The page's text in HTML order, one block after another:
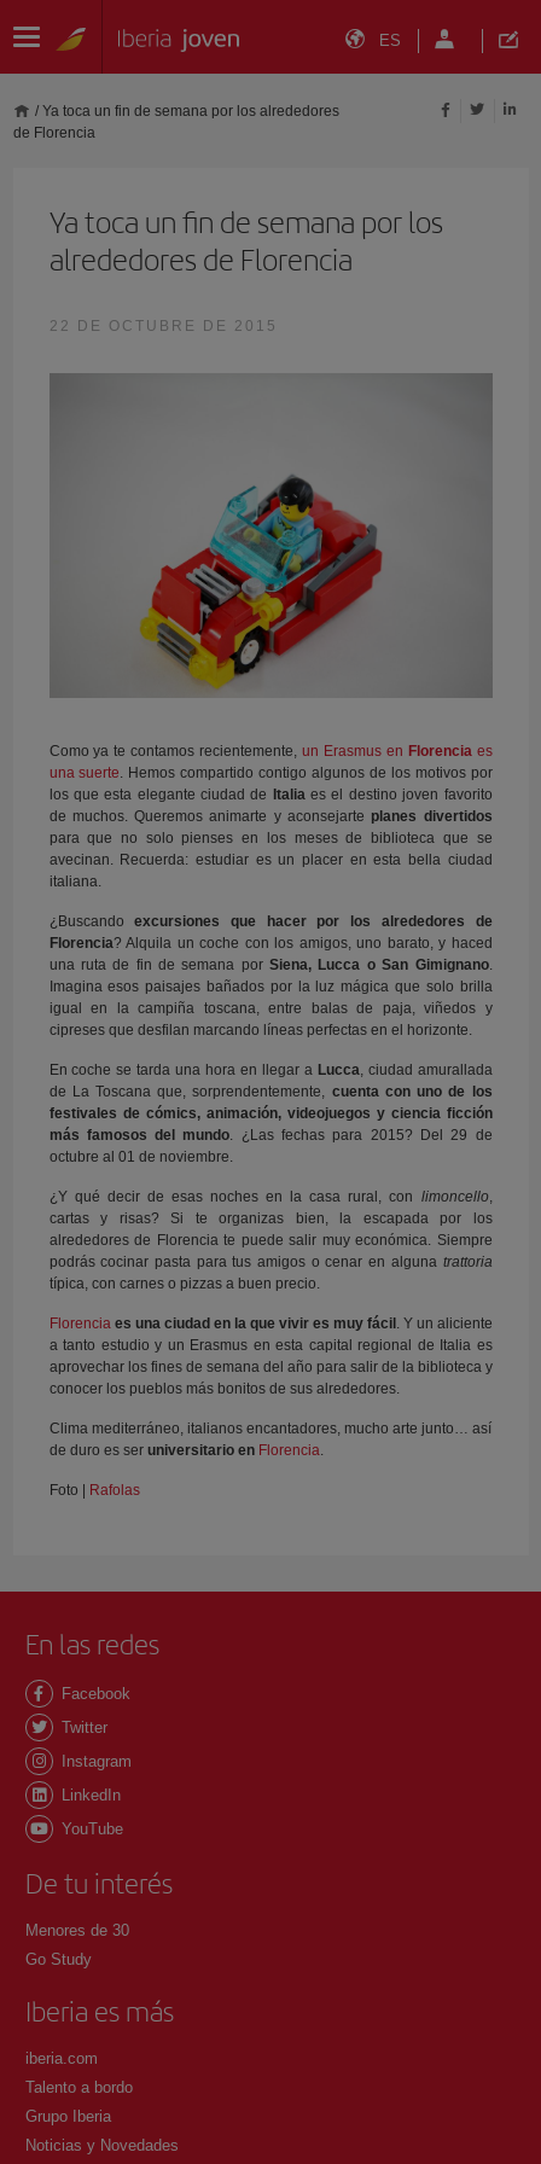
ES
/ Ya toca un fin de semana por los alrededores
de Florencia
Ya toca un fin de semana por los
alrededores de Florencia
22 DE OCTUBRE DE 2015
Como ya te contamos recientemente, un Erasmus en Florencia es
una suerte . Hemos compartido contigo algunos de los motivos por
los que esta elegante ciudad de Italia es el destino joven favorito
de muchos. Queremos animarte y aconsejarte planes divertidos
para que no solo pienses en los meses de biblioteca que se
avecinan. Recuerda: estudiar es un placer en esta bella ciudad
italiana.
¿Buscandoexcursiones que hacer por los alrededores de
Florencia? Alquila un coche con los amigos, uno barato, y haced
una ruta de fin de semana porSiena, Lucca o San Gimignano.
Imagina esos paisajes bañados por la luz mágica que solo brilla
igual en la campiña toscana, entre balas de paja, viñedos y
cipreses que desfilan marcando líneas perfectas en el horizonte.
En coche se tarda una hora en llegar a Lucca , ciudad amurallada
de La Toscana que, sorprendentemente, cuenta con uno de los
festivales de cómics, animación, videojuegos y ciencia ficción
más famosos del mundo . ¿Las fechas para 2015? Del 29 de
octubre al 01 de noviembre.
¿Y qué decir de esas noches en la casa rural, con limoncello,
cartas y risas? Si te organizas bien, la escapada por los
alrededores de Florencia te puede salir muy económica. Siempre
podrás cocinar pasta para tus amigos o cenar en alguna trattoria
típica, con carnes o pizzas a buen precio.
Florencia es una ciudad en la que vivir es muy fácil. Y un aliciente
a tanto estudio y un Erasmus en esta capital regional de Italia es
aprovechar los fines de semana del año para salir de la biblioteca y
conocer los pueblos más bonitos de sus alrededores.
Clima mediterráneo, italianos encantadores, mucho arte junto… así
de duro es ser universitario en Florencia
Foto | Rafolas
En las redes
Facebook
Twitter
Instagram
LinkedIn
YouTube
De tu interés
Menores de 30
Go Study
Iberia es más
iberia.com
Talento a bordo
Grupo Iberia
Noticias y Novedades